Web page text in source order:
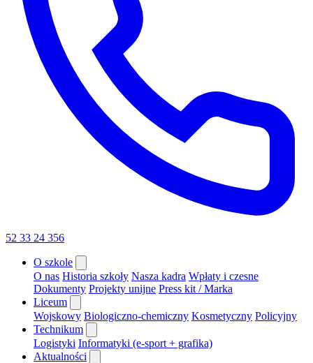
52 33 24 356
O szkole
O nas Historia szkoły Nasza kadra Wpłaty i czesne
Dokumenty Projekty unijne Press kit / Marka
Liceum
Wojskowy Biologiczno-chemiczny Kosmetyczny Policyjny
Technikum
Logistyki Informatyki (e-sport + grafika)
Aktualności